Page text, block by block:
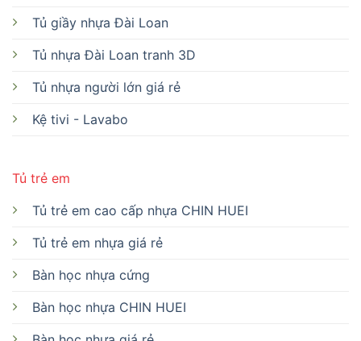
Tủ giầy nhựa Đài Loan
Tủ nhựa Đài Loan tranh 3D
Tủ nhựa người lớn giá rẻ
Kệ tivi - Lavabo
Tủ trẻ em
Tủ trẻ em cao cấp nhựa CHIN HUEI
Tủ trẻ em nhựa giá rẻ
Bàn học nhựa cứng
Bàn học nhựa CHIN HUEI